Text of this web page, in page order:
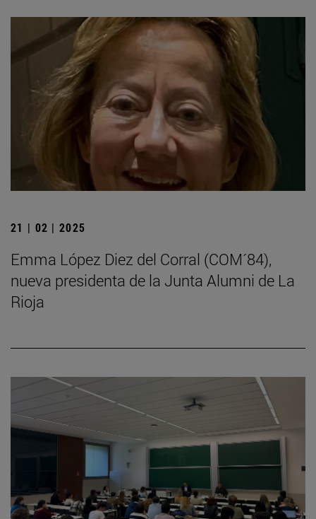
21 | 02 | 2025
Emma López Diez del Corral (COM´84),
nueva presidenta de la Junta Alumni de La
Rioja